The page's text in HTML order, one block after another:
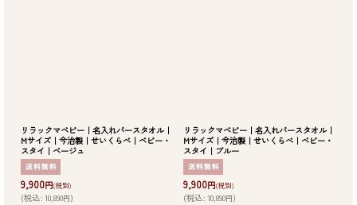
リラックマベビー｜名入れバースタオル｜
Mサイズ｜今治製｜せいくらべ｜ベビー・
スタイ｜ベージュ
9,900円(税別)
(税込: 10,890円)
リラックマベビー｜名入れバースタオル｜
Mサイズ｜今治製｜せいくらべ｜ベビー・
スタイ｜ブルー
9,900円(税別)
(税込: 10,890円)